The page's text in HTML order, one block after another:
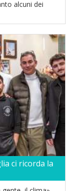
alcuni dei
ci ricorda la